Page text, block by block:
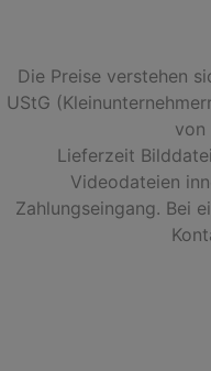
Die Preise verstehen
UStG
von
Lieferzeit
Videodateien
Zahlungseingang. Bei